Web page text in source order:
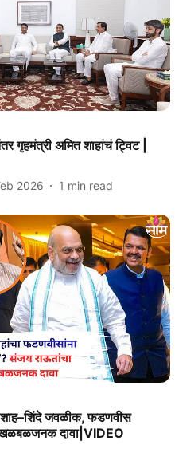
गृहमंत्री अमित शाहांचं ट्विट |
2026 1 min read
शाह–शिंदे जवळीक, फडणवीस
दावा|VIDEO